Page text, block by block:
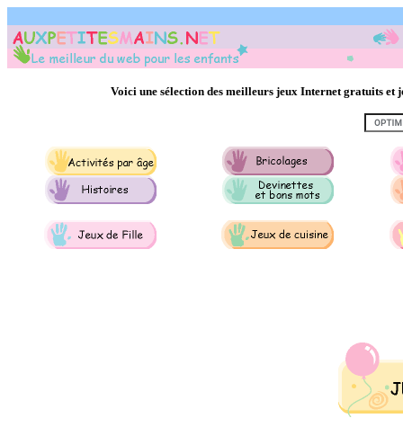
Voici une sélection des meilleurs jeux Internet gratuits et